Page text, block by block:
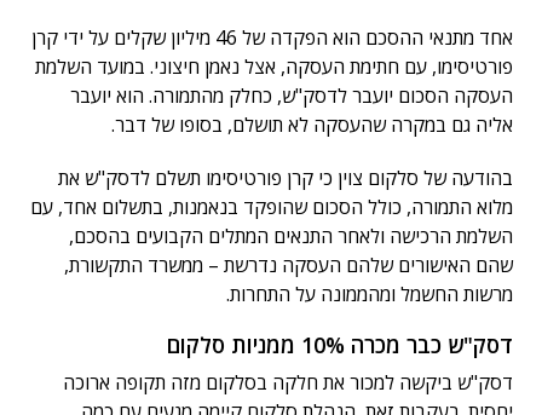
אחד מתנאי ההסכם הוא הפקדה של 46 מיליון שקלים על ידי קרן
פורטיסימו, עם חתימת העסקה, אצל נאמן חיצוני. במועד השלמת
העסקה הסכום יועבר לדסק"ש, כחלק מהתמורה. הוא יועבר
אליה גם במקרה שהעסקה לא תושלם, בסופו של דבר.
בהודעה של סלקום צוין כי קרן פורטיסימו תשלם לדסק"ש את
מלוא התמורה, כולל הסכום שהופקד בנאמנות, בתשלום אחד, עם
השלמת הרכישה ולאחר התנאים המתלים הקבועים בהסכם,
שהם האישורים שלהם העסקה נדרשת – ממשרד התקשורת,
מרשות החשמל ומהממונה על התחרות.
דסק"ש כבר מכרה 10% ממניות סלקום
דסק"ש ביקשה למכור את חלקה בסלקום מזה תקופה ארוכה